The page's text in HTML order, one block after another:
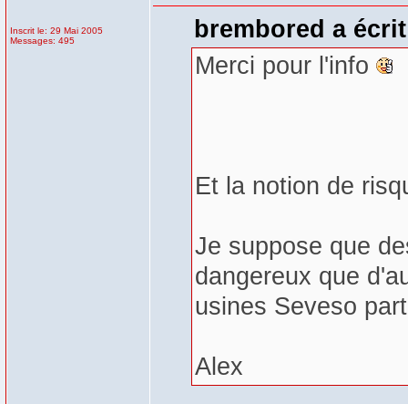
Inscrit le: 29 Mai 2005
Messages: 495
brembored a
Merci pour l'info
Et la notion de
Je suppose que
dangereux que
usines Seveso
Alex